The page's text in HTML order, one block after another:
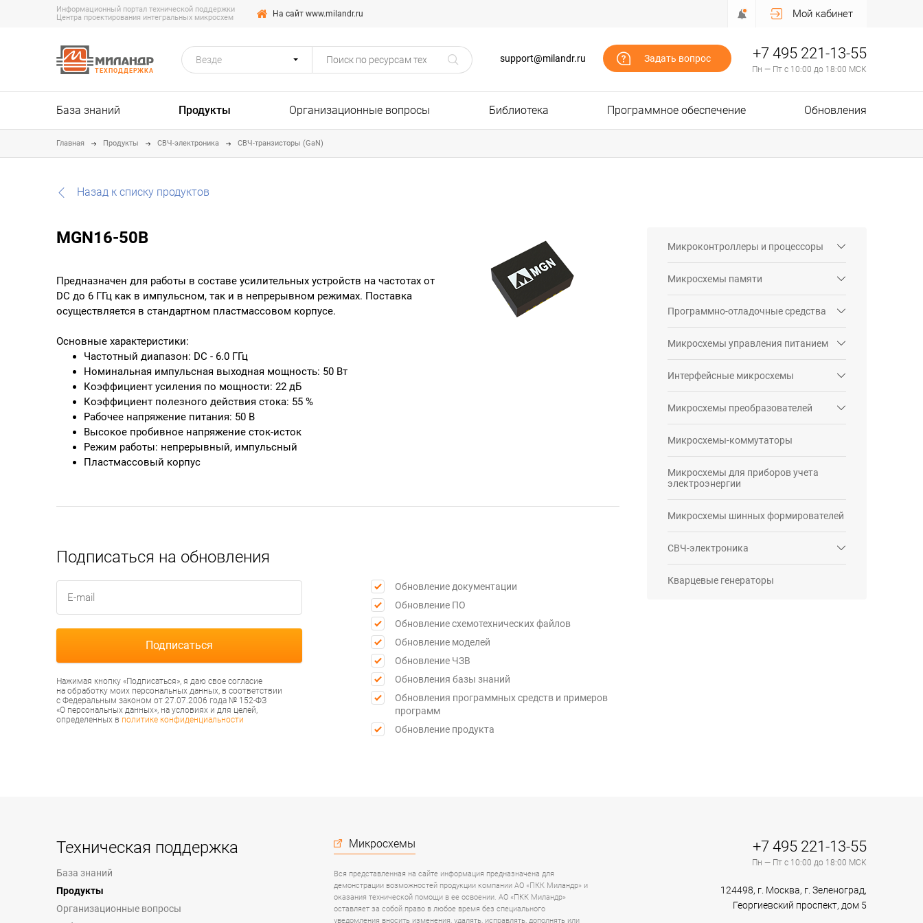
Информационный портал технической поддержки
Центра проектирования интегральных микросхем
На сайт www.milandr.ru Мой кабинет
ТЕХПОДДЕРЖКА
Везде support@milandr.ru Задать вопрос +7 495 221-13-55
Пн — Пт с 10:00 до 18:00 МСК
База знаний Продукты Организационные вопросы Библиотека Программное обеспечение Обновления
Главная Продукты СВЧ-электроника СВЧ-транзисторы (GaN)
Назад к списку продуктов
MGN16-50B
Предназначен для работы в составе усилительных устройств на частотах от
DC до 6 ГГц как в импульсном, так и в непрерывном режимах. Поставка
осуществляется в стандартном пластмассовом корпусе.
Основные характеристики:
Частотный диапазон: DC - 6.0 ГГц
Номинальная импульсная выходная мощность: 50 Вт
Коэффициент усиления по мощности: 22 дБ
Коэффициент полезного действия стока: 55 %
Рабочее напряжение питания: 50 В
Высокое пробивное напряжение сток-исток
Режим работы: непрерывный, импульсный
Пластмассовый корпус
Подписаться на обновления
Обновление документации
Обновление ПО
Обновление схемотехнических файлов
Обновление моделей
Обновление ЧЗВ
Обновления базы знаний
Обновления программных средств и примеров
программ
Обновление продукта
Нажимая кнопку «Подписаться», я даю свое согласие
на обработку моих персональных данных, в соответствии
с Федеральным законом от 27.07.2006 года № 152-ФЗ
«О персональных данных», на условиях и для целей,
определенных в политике конфиденциальности
Микроконтроллеры и процессоры
Микросхемы памяти
Программно-отладочные средства
Микросхемы управления питанием
Интерфейсные микросхемы
Микросхемы преобразователей
Микросхемы-коммутаторы
Микросхемы для приборов учета
электроэнергии
Микросхемы шинных формирователей
СВЧ-электроника
Кварцевые генераторы
Техническая поддержка
База знаний
Продукты
Организационные вопросы
Микросхемы
Вся представленная на сайте информация предназначена для
демонстрации возможностей продукции компании АО «ПКК Миландр» и
оказания технической помощи в ее освоении. АО «ПКК Миландр»
оставляет за собой право в любое время без специального
уведомления вносить изменения, удалять, исправлять, дополнять или
+7 495 221-13-55
Пн — Пт с 10:00 до 18:00 МСК
124498, г. Москва, г. Зеленоград,
Георгиевский проспект, дом 5